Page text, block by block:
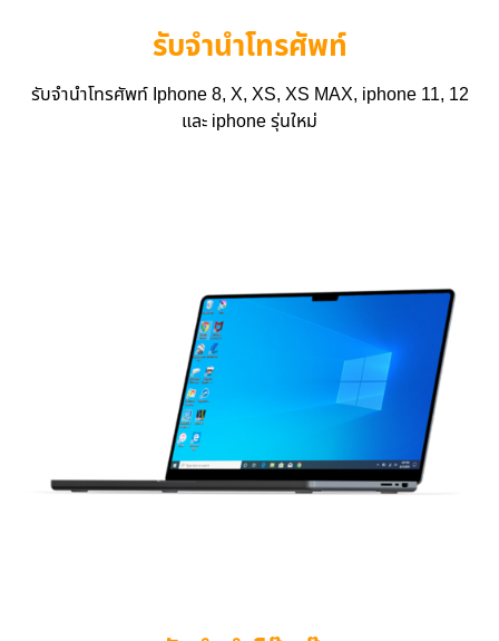
รับจำนำโทรศัพท์
รับจำนำโทรศัพท์ Iphone 8, X, XS, XS MAX, iphone 11, 12
และ iphone รุ่นใหม่